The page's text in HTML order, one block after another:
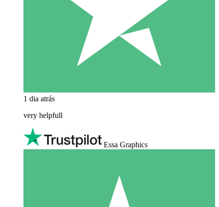
1 dia atrás
very helpfull
Essa Graphics